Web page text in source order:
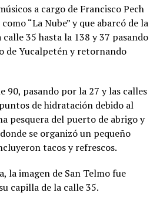
a cargo de Francisco Pech
“La Nube” y que abarcó de la
35 hasta la 138 y 37 pasando
de Yucalpetén y retornando
90, pasando por la 27 y las calles
de hidratación debido al
pesquera del puerto de abrigo y
se organizó un pequeño
tacos y refrescos.
la imagen de San Telmo fue
capilla de la calle 35.